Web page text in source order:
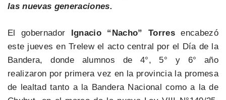
las nuevas generaciones.
El gobernador Ignacio “Nacho” Torres encabezó
este jueves en Trelew el acto central por el Día de la
Bandera, donde alumnos de 4°, 5° y 6° año
realizaron por primera vez en la provincia la promesa
de lealtad tanto a la Bandera Nacional como a la de